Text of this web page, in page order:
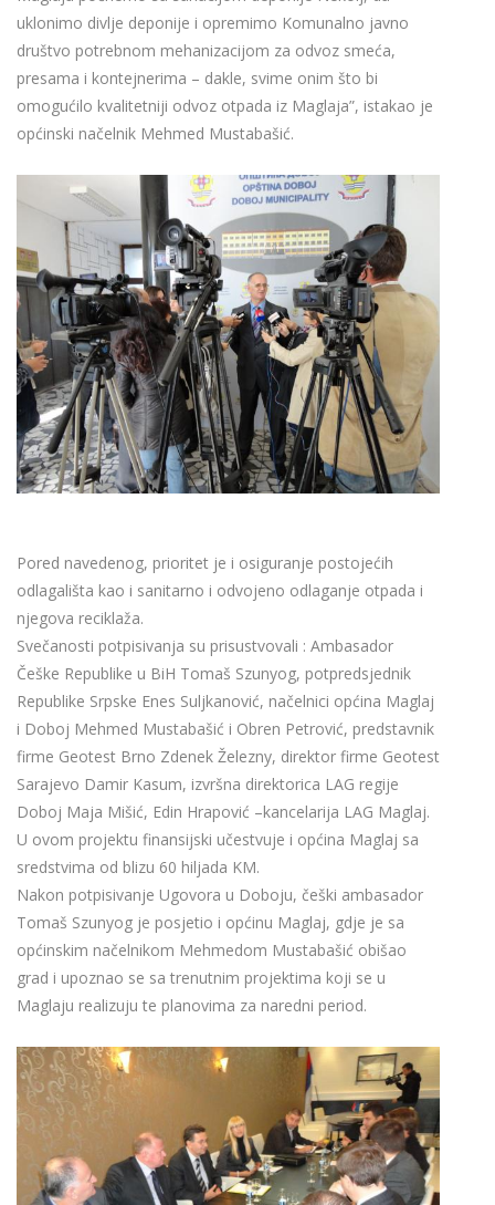
uklonimo divlje deponije i opremimo Komunalno javno
društvo potrebnom mehanizacijom za odvoz smeća,
presama i kontejnerima – dakle, svime onim što bi
omogućilo kvalitetniji odvoz otpada iz Maglaja”, istakao je
općinski načelnik Mehmed Mustabašić.
Pored navedenog, prioritet je i osiguranje postojećih
odlagališta kao i sanitarno i odvojeno odlaganje otpada i
njegova reciklaža.
Svečanosti potpisivanja su prisustvovali : Ambasador
Češke Republike u BiH Tomaš Szunyog, potpredsjednik
Republike Srpske Enes Suljkanović, načelnici općina Maglaj
i Doboj Mehmed Mustabašić i Obren Petrović, predstavnik
firme Geotest Brno Zdenek Železny, direktor firme Geotest
Sarajevo Damir Kasum, izvršna direktorica LAG regije
Doboj Maja Mišić, Edin Hrapović –kancelarija LAG Maglaj.
U ovom projektu finansijski učestvuje i općina Maglaj sa
sredstvima od blizu 60 hiljada KM.
Nakon potpisivanje Ugovora u Doboju, češki ambasador
Tomaš Szunyog je posjetio i općinu Maglaj, gdje je sa
općinskim načelnikom Mehmedom Mustabašić obišao
grad i upoznao se sa trenutnim projektima koji se u
Maglaju realizuju te planovima za naredni period.